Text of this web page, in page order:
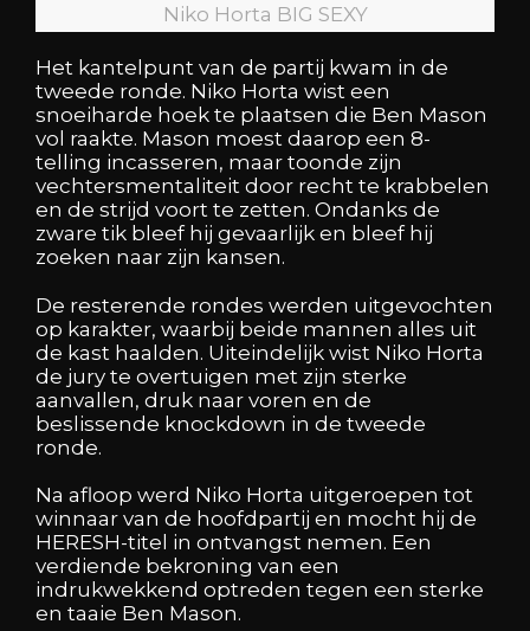
Niko Horta BIG SEXY
Het kantelpunt van de partij kwam in de
tweede ronde. Niko Horta wist een
snoeiharde hoek te plaatsen die Ben Mason
vol raakte. Mason moest daarop een 8-
telling incasseren, maar toonde zijn
vechtersmentaliteit door recht te krabbelen
en de strijd voort te zetten. Ondanks de
zware tik bleef hij gevaarlijk en bleef hij
zoeken naar zijn kansen.
De resterende rondes werden uitgevochten
op karakter, waarbij beide mannen alles uit
de kast haalden. Uiteindelijk wist Niko Horta
de jury te overtuigen met zijn sterke
aanvallen, druk naar voren en de
beslissende knockdown in de tweede
ronde.
Na afloop werd Niko Horta uitgeroepen tot
winnaar van de hoofdpartij en mocht hij de
HERESH-titel in ontvangst nemen. Een
verdiende bekroning van een
indrukwekkend optreden tegen een sterke
en taaie Ben Mason.